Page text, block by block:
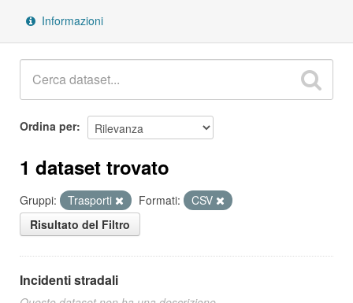
Informazioni
Ordina per
1 dataset trovato
Gruppi: Trasporti Formati:
CSV
Risultato del Filtro
Incidenti stradali